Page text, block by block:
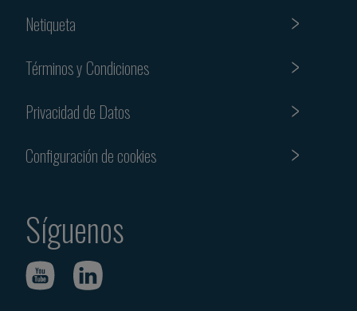
Netiqueta
Términos y Condiciones
Privacidad de Datos
Configuración de cookies
Síguenos